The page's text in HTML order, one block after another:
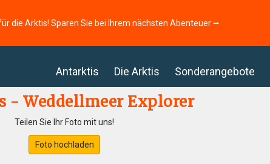
die Arktis! Sparen Sie bei Ihrem nächsten Abenteuer ⭢
Antarktis Die Arktis Sonderangebote
- Weddellmeer Explorer
Teilen Sie Ihr Foto mit uns!
Foto hochladen